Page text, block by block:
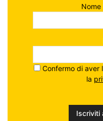
Nome
Confermo di aver
la